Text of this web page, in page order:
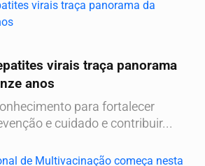
virais traça panorama
anos
para fortalecer
e cuidado e contribuir...